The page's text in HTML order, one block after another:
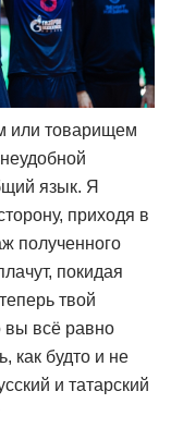
или товарищем
язык. Я
приходя в
полученного
покидая
твой
вы всё равно
как будто и не
и татарский